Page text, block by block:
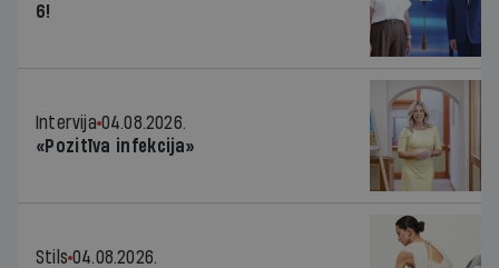
6!
Intervija 04.08.2026.
«Pozitīva infekcija»
Stils 04.08.2026.